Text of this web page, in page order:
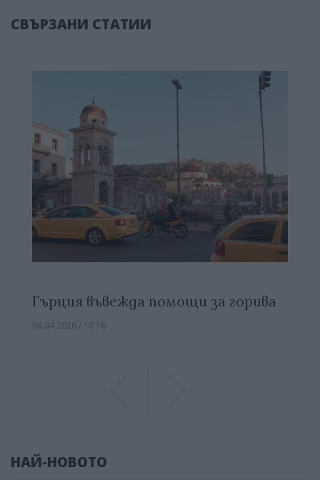
СВЪРЗАНИ СТАТИИ
Гърция въвежда помощи за горива
06.04.2026 / 18:18
НАЙ-НОВОТО